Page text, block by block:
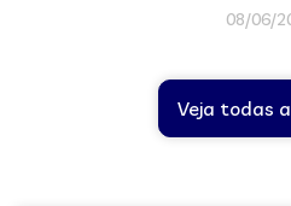
08/06/
Veja todas